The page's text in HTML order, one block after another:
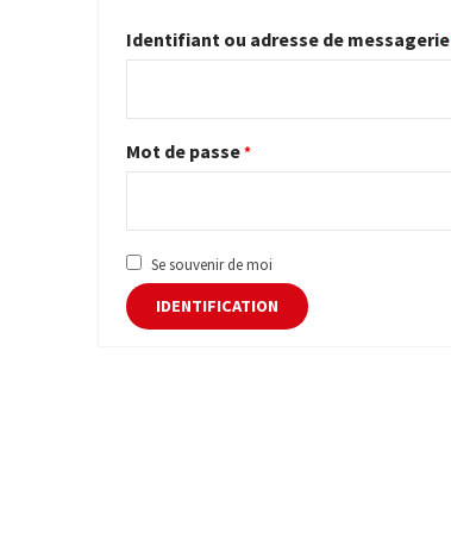
Identifiant ou adresse de messagerie
Mot de passe*
Se souvenir de moi
IDENTIFICATION